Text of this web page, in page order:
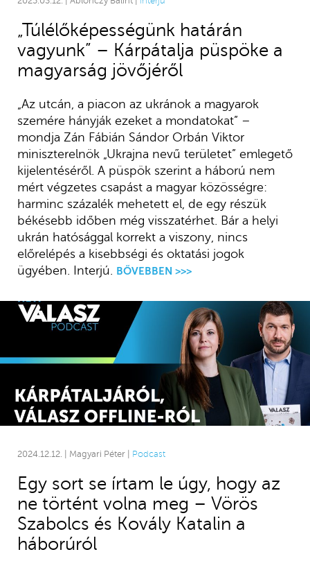
„Túlélőképességünk határán
vagyunk” – Kárpátalja püspöke a
magyarság jövőjéről
„Az utcán, a piacon az ukránok a magyarok
szemére hányják ezeket a mondatokat” –
mondja Zán Fábián Sándor Orbán Viktor
miniszterelnök „Ukrajna nevű területet” emlegető
kijelentéséről. A püspök szerint a háború nem
mért végzetes csapást a magyar közösségre:
harminc százalék mehetett el, de egy részük
békésebb időben még visszatérhet. Bár a helyi
ukrán hatósággal korrekt a viszony, nincs
előrelépés a kisebbségi és oktatási jogok
ügyében. Interjú. BŐVEBBEN >>>
2024.12.12. | Magyari Péter | Podcast
Egy sort se írtam le úgy, hogy az
ne történt volna meg – Vörös
Szabolcs és Kovály Katalin a
háborúról